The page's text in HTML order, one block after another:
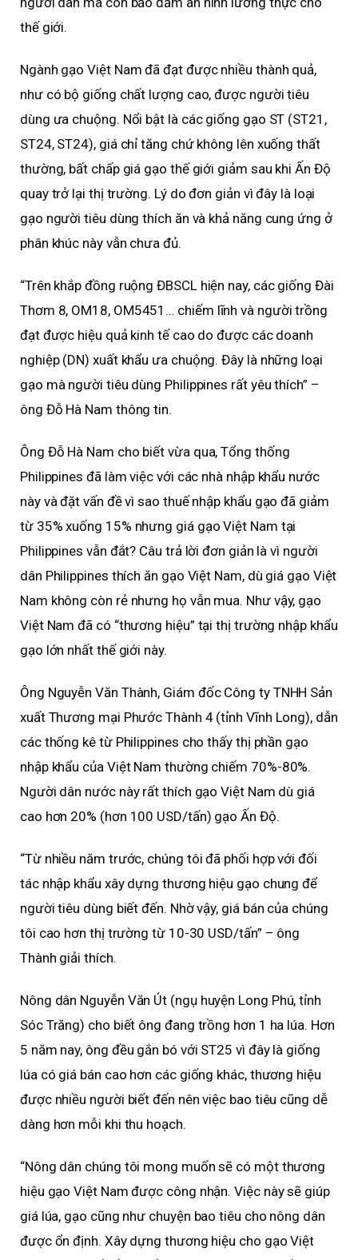
thế giới.
Ngành gạo Việt Nam đã đạt được nhiều thành quả,
như có bộ giống chất lượng cao, được người tiêu
dùng ưa chuộng. Nổi bật là các giống gạo ST (ST21,
ST24, ST24), giá chỉ tăng chứ không lên xuống thất
thường, bất chấp giá gạo thế giới giảm sau khi Ấn Độ
quay trở lại thị trường. Lý do đơn giản vì đây là loại
gạo người tiêu dùng thích ăn và khả năng cung ứng ở
phân khúc này vẫn chưa đủ.
“Trên khắp đồng ruộng ĐBSCL hiện nay, các giống Đài
Thơm 8, OM18, OM5451… chiếm lĩnh và người trồng
đạt được hiệu quả kinh tế cao do được các doanh
nghiệp (DN) xuất khẩu ưa chuộng. Đây là những loại
gạo mà người tiêu dùng Philippines rất yêu thích” –
ông Đỗ Hà Nam thông tin.
Ông Đỗ Hà Nam cho biết vừa qua, Tổng thống
Philippines đã làm việc với các nhà nhập khẩu nước
này và đặt vấn đề vì sao thuế nhập khẩu gạo đã giảm
từ 35% xuống 15% nhưng giá gạo Việt Nam tại
Philippines vẫn đắt? Câu trả lời đơn giản là vì người
dân Philippines thích ăn gạo Việt Nam, dù giá gạo Việt
Nam không còn rẻ nhưng họ vẫn mua. Như vậy, gạo
Việt Nam đã có “thương hiệu” tại thị trường nhập khẩu
gạo lớn nhất thế giới này.
Ông Nguyễn Văn Thành, Giám đốc Công ty TNHH Sản
xuất Thương mại Phước Thành 4 (tỉnh Vĩnh Long), dẫn
các thống kê từ Philippines cho thấy thị phần gạo
nhập khẩu của Việt Nam thường chiếm 70%-80%.
Người dân nước này rất thích gạo Việt Nam dù giá
cao hơn 20% (hơn 100 USD/tấn) gạo Ấn Độ.
“Từ nhiều năm trước, chúng tôi đã phối hợp với đối
tác nhập khẩu xây dựng thương hiệu gạo chung để
người tiêu dùng biết đến. Nhờ vậy, giá bán của chúng
tôi cao hơn thị trường từ 10-30 USD/tấn” – ông
Thành giải thích.
Nông dân Nguyễn Văn Út (ngụ huyện Long Phú, tỉnh
Sóc Trăng) cho biết ông đang trồng hơn 1 ha lúa. Hơn
5 năm nay, ông đều gắn bó với ST25 vì đây là giống
lúa có giá bán cao hơn các giống khác, thương hiệu
được nhiều người biết đến nên việc bao tiêu cũng dễ
dàng hơn mỗi khi thu hoạch.
“Nông dân chúng tôi mong muốn sẽ có một thương
hiệu gạo Việt Nam được công nhận. Việc này sẽ giúp
giá lúa, gạo cũng như chuyện bao tiêu cho nông dân
được ổn định. Xây dựng thương hiệu cho gạo Việt